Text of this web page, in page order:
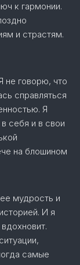
к гармонии.
и страстям.
не говорю, что
справляться
Я
себя и в свои
на блошином
мудрость и
И я
самые